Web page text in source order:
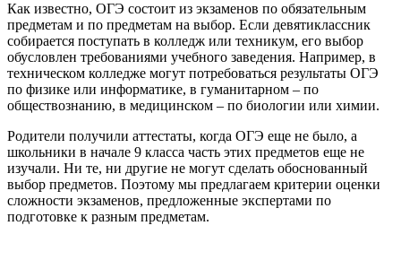
Как известно, ОГЭ состоит из экзаменов по обязательным
предметам и по предметам на выбор. Если девятиклассник
собирается поступать в колледж или техникум, его выбор
обусловлен требованиями учебного заведения. Например, в
техническом колледже могут потребоваться результаты ОГЭ
по физике или информатике, в гуманитарном – по
обществознанию, в медицинском – по биологии или химии.
Родители получили аттестаты, когда ОГЭ еще не было, а
школьники в начале 9 класса часть этих предметов еще не
изучали. Ни те, ни другие не могут сделать обоснованный
выбор предметов. Поэтому мы предлагаем критерии оценки
сложности экзаменов, предложенные экспертами по
подготовке к разным предметам.